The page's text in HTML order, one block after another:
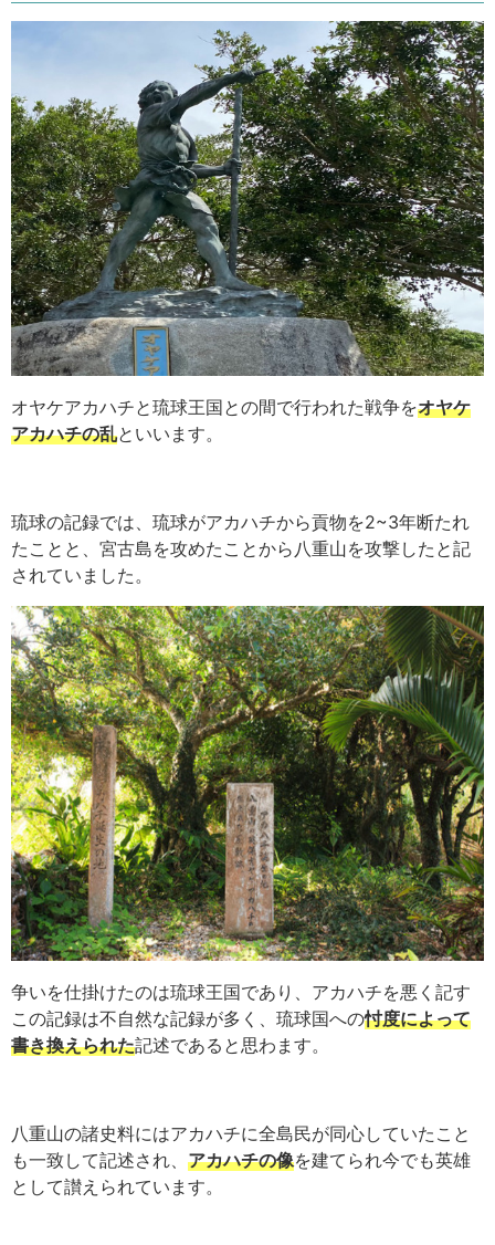
オヤケアカハチと琉球王国との間で行われた戦争をオヤケ
アカハチの乱といいます。
琉球の記録では、琉球がアカハチから貢物を2~3年断たれ
たことと、宮古島を攻めたことから八重山を攻撃したと記
されていました。
争いを仕掛けたのは琉球王国であり、アカハチを悪く記す
この記録は不自然な記録が多く、琉球国への忖度によって
書き換えられた記述であると思わます。
八重山の諸史料にはアカハチに全島民が同心していたこと
も一致して記述され、 アカハチの像を建てられ今でも英雄
として讃えられています。